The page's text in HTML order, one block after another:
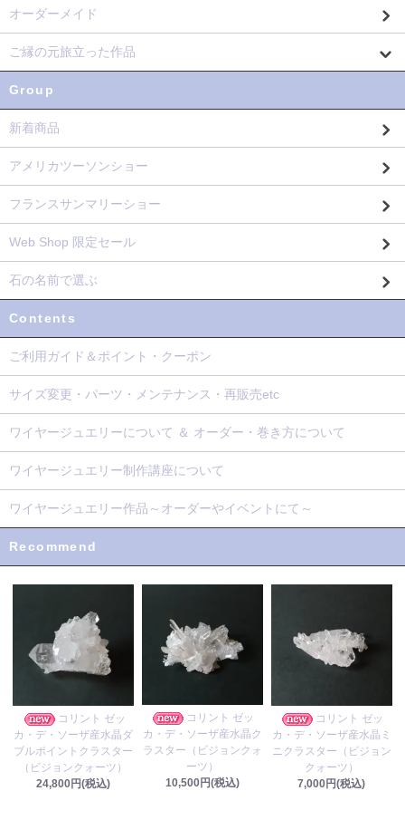
オーダーメイド
ご縁の元旅立った作品
Group
新着商品
アメリカツーソンショー
フランスサンマリーショー
Web Shop 限定セール
石の名前で選ぶ
Contents
ご利用ガイド＆ポイント・クーポン
サイズ変更・パーツ・メンテナンス・再販売etc
ワイヤージュエリーについて ＆ オーダー・巻き方について
ワイヤージュエリー制作講座について
ワイヤージュエリー作品～オーダーやイベントにて～
Recommend
コリント ゼッ
カ・デ・ソーザ産水晶ダ
ブルポイントクラスター
（ビジョンクォーツ）
24,800円(税込)
コリント ゼッ
カ・デ・ソーザ産水晶ク
ラスター（ビジョンクォ
ーツ）
10,500円(税込)
コリント ゼッ
カ・デ・ソーザ産水晶ミ
ニクラスター（ビジョン
クォーツ）
7,000円(税込)